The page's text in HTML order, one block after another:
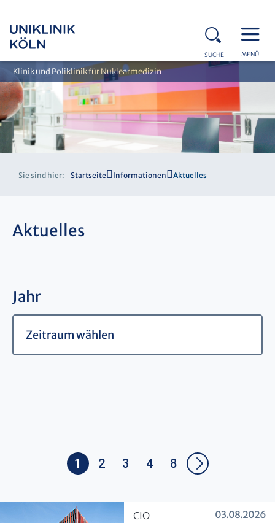
SUCHE MENÜ
Klinik und Poliklinik für Nuklearmedizin
Sie sind hier: Startseite Informationen Aktuelles
Aktuelles
Jahr
1 2 3 4 8
03.08.2026
​CIO